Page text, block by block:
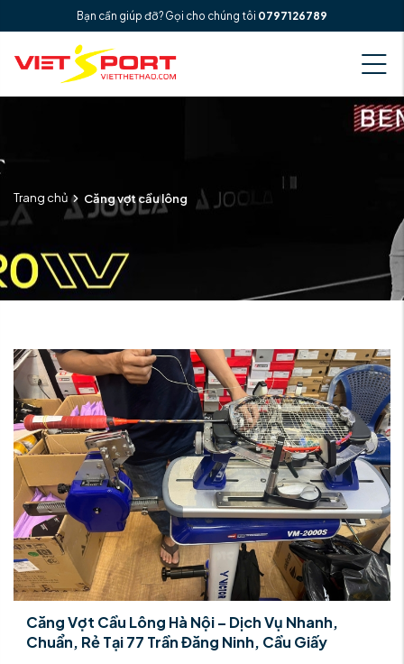
Bạn cần giúp đỡ? Gọi cho chúng tôi 0797126789
Trang chủ Căng vợt cầu lông
Căng Vợt Cầu Lông Hà Nội – Dịch Vụ Nhanh,
Chuẩn, Rẻ Tại 77 Trần Đăng Ninh, Cầu Giấy